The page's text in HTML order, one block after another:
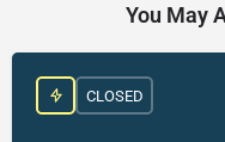
You May
CLOSED